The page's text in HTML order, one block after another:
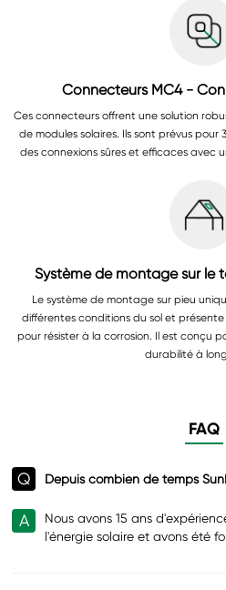
Connecteurs MC4 -
Ces connecteurs offrent une solution
de modules solaires. Ils sont prévus
des connexions sûres et efficaces avec
Système de montage sur le
Le système de montage sur pieu
différentes conditions du sol et
pour résister à la corrosion. Il est conçu
durabilité à
FAQ
Q Depuis combien de temps
A
Nous avons 15 ans
l'énergie solaire et avons été